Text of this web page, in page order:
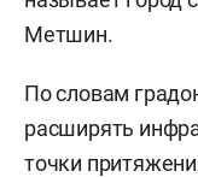
Метшин.
По словам
расширять
точки